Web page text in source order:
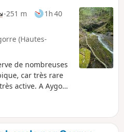
-251 m
1h 40
(Hautes-
de nombreuses
car très rare
active. A Aygo
de multiples
ses blancs
enchanteresse